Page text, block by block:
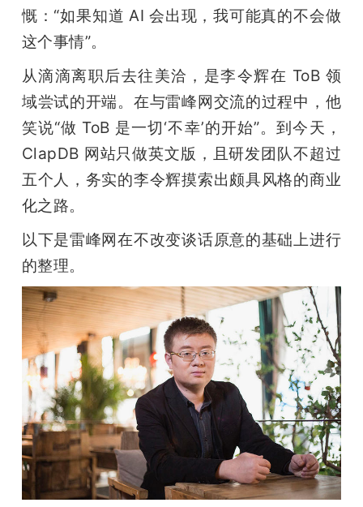
慨：“如果知道 AI 会出现，我可能真的不会做
这个事情”。
从滴滴离职后去往美洽，是李令辉在 ToB 领
域尝试的开端。在与雷峰网交流的过程中，他
笑说“做 ToB 是一切‘不幸’的开始”。到今天，
ClapDB 网站只做英文版，且研发团队不超过
五个人，务实的李令辉摸索出颇具风格的商业
化之路。
以下是雷峰网在不改变谈话原意的基础上进行
的整理。